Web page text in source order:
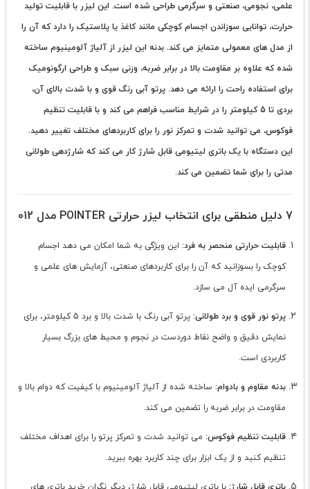
علمی، نجومی، صنعتی و سرگرمی طراحی شده است. این لیزر با قابلیت تولید
حرارت، توانایی سوزاندن اجسام کوچکی مانند کاغذ یا پلاستیک را دارد که آن را
از مدل های معمولی متمایز می کند. بدنه این لیزر از آلیاژ آلومینیوم ساخته
شده که علاوه بر مقاومت بالا در برابر ضربه، وزنی سبک و طراحی ارگونومیک
برای استفاده راحت را ارائه می دهد. پرتو آبی رنگ قوی و با شدت بالای آن،
بردی تا 5 کیلومتر را در شرایط مناسب فراهم می کند و با قابلیت تنظیم
فوکوس، می توانید شدت و تمرکز نور را برای کاربردهای مختلف تغییر دهید.
این دستگاه با یک باتری لیتیومی قابل شارژ کار می کند که شارژدهی طولانی
مدتی را برای شما تضمین می کند.
7 دلیل منطقی برای انتخاب لیزر حرارتی POINTER مدل 012
قابلیت حرارتی منحصر به فرد: این ویژگی به شما امکان می دهد اجسام
کوچک را بسوزانید که آن را برای کاربردهای صنعتی، آزمایش های علمی و
سرگرمی ایده آل می سازد.
پرتو نور قوی و برد طولانی:
پرتو آبی رنگ با شدت بالا و برد 5 کیلومتر، برای
نمایش دقیق و واضح نقاط دوردست در نجوم و محیط های بزرگ بسیار
کاربردی است.
بدنه مقاوم و بادوام: ساخته شده از آلیاژ آلومینیوم با کیفیت که دوام بالا و
مقاومت در برابر ضربه را تضمین می کند.
قابلیت تنظیم فوکوس: می توانید شدت و تمرکز پرتو را برای اهداف مختلف
تنظیم کنید و از یک ابزار برای چند کاربرد بهره ببرید.